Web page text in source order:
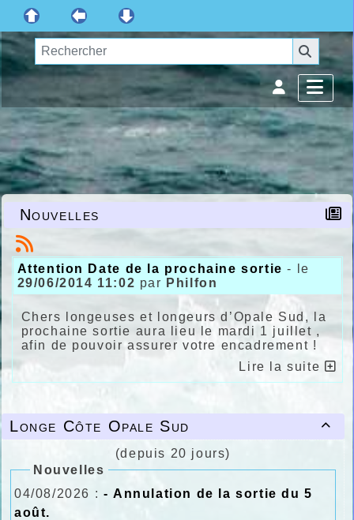

Longe Côte Opale Sud
(depuis 20 jours)
Nouvelles
04/08/2026 : - Annulation de la sortie du 5
août.
Nouvelles
Attention Date de la prochaine sortie - le
29/06/2014 11:02 par Philfon
Chers longeuses et longeurs d’Opale Sud, la
prochaine sortie aura lieu le mardi 1 juillet ,
afin de pouvoir assurer votre encadrement !
Lire la suite